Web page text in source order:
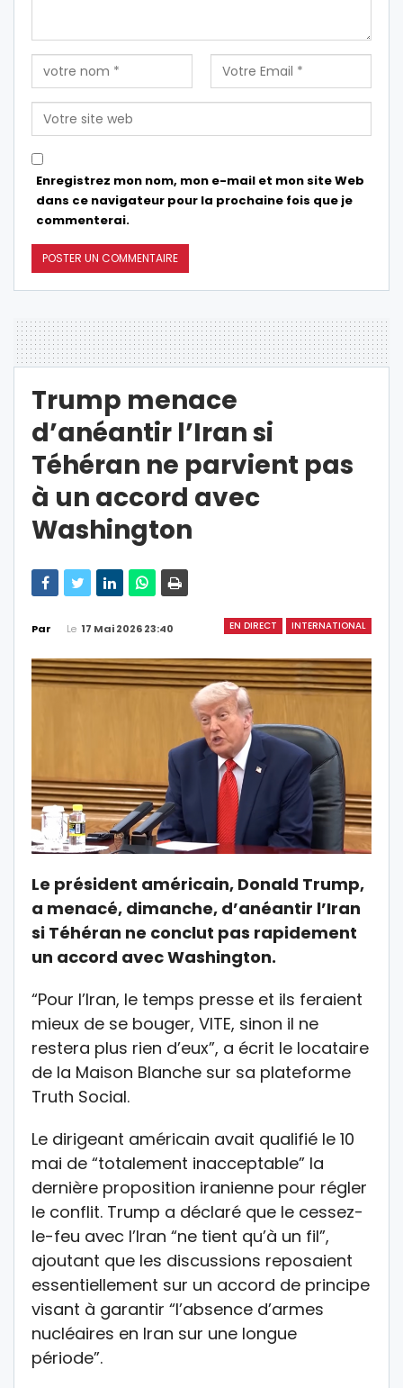
Enregistrez mon nom, mon e-mail et mon site Web
dans ce navigateur pour la prochaine fois que je
commenterai.
Trump menace
d’anéantir l’Iran si
Téhéran ne parvient pas
à un accord avec
Washington
EN DIRECT INTERNATIONAL
Par Le 17 Mai 2026 23:40
Le président américain, Donald Trump,
a menacé, dimanche, d’anéantir l’Iran
si Téhéran ne conclut pas rapidement
un accord avec Washington.
“Pour l’Iran, le temps presse et ils feraient
mieux de se bouger, VITE, sinon il ne
restera plus rien d’eux”, a écrit le locataire
de la Maison Blanche sur sa plateforme
Truth Social.
Le dirigeant américain avait qualifié le 10
mai de “totalement inacceptable” la
dernière proposition iranienne pour régler
le conflit. Trump a déclaré que le cessez-
le-feu avec l’Iran “ne tient qu’à un fil”,
ajoutant que les discussions reposaient
essentiellement sur un accord de principe
visant à garantir “l’absence d’armes
nucléaires en Iran sur une longue
période”.